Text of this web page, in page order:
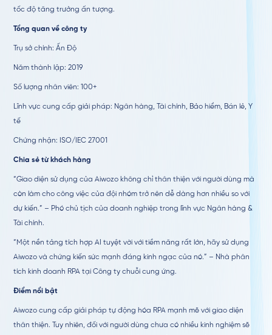
tốc độ tăng trưởng ấn tượng.
Tổng quan về công ty
Trụ sở chính: Ấn Độ
Năm thành lập: 2019
Số lượng nhân viên: 100+
Lĩnh vực cung cấp giải pháp: Ngân hàng, Tài chính, Bảo hiểm, Bán lẻ, Y
tế
Chứng nhận: ISO/IEC 27001
Chia sẻ từ khách hàng
“Giao diện sử dụng của Aiwozo không chỉ thân thiện với người dùng mà
còn làm cho công việc của đội nhóm trở nên dễ dàng hơn nhiều so với
dự kiến.” – Phó chủ tịch của doanh nghiệp trong lĩnh vực Ngân hàng &
Tài chính.
“Một nền tảng tích hợp AI tuyệt vời với tiềm năng rất lớn, hãy sử dụng
Aiwozo và chứng kiến sức mạnh đáng kinh ngạc của nó.” – Nhà phân
tích kinh doanh RPA tại Công ty chuỗi cung ứng.
Điểm nổi bật
Aiwozo cung cấp giải pháp tự động hóa RPA mạnh mẽ với giao diện
thân thiện. Tuy nhiên, đối với người dùng chưa có nhiều kinh nghiệm sẽ